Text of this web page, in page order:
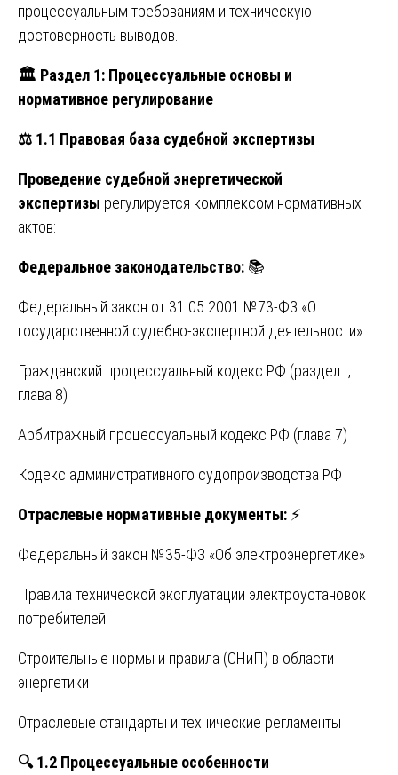
процессуальным требованиям и техническую
достоверность выводов.
🏛 ️ Раздел 1: Процессуальные основы и
нормативное регулирование
⚖️ 1.1 Правовая база судебной экспертизы
Проведение судебной энергетической
экспертизы регулируется комплексом нормативных
актов:
Федеральное законодательство: 📚
Федеральный закон от 31.05.2001 №73-ФЗ «О
государственной судебно-экспертной деятельности»
Гражданский процессуальный кодекс РФ (раздел I,
глава 8)
Арбитражный процессуальный кодекс РФ (глава 7)
Кодекс административного судопроизводства РФ
Отраслевые нормативные документы: ⚡
Федеральный закон №35-ФЗ «Об электроэнергетике»
Правила технической эксплуатации электроустановок
потребителей
Строительные нормы и правила (СНиП) в области
энергетики
Отраслевые стандарты и технические регламенты
🔍1.2 Процессуальные особенности